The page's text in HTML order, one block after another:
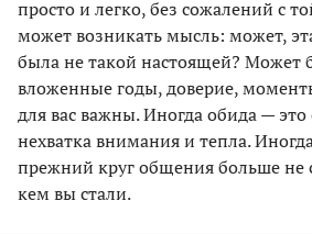
просто и легко, без сожалений с
может возникать мысль: может,
была не такой настоящей? Может
вложенные годы, доверие,
для вас важны. Иногда обида — это
нехватка внимания и тепла.
прежний круг общения больше не
кем вы стали.